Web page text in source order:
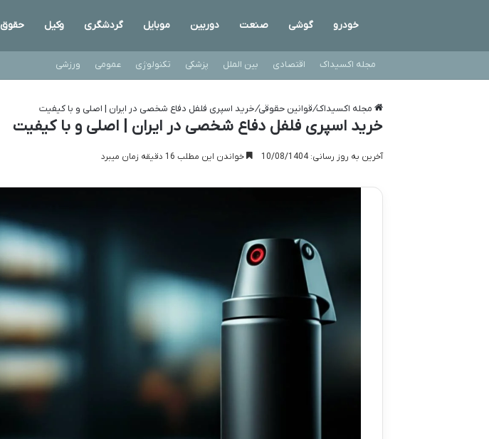
خودرو گوشی صنعت دوربین موبایل گردشگری وکیل حقوق
مجله اکسیداک اقتصادی بین الملل پزشکی تکنولوژی عمومی ورزشی
مجله اکسیداک/قوانین حقوقی/خرید اسپری فلفل دفاع شخصی در ایران | اصلی و با کیفیت
خرید اسپری فلفل دفاع شخصی در ایران | اصلی و با کیفیت
آخرین به روز رسانی: 10/08/1404 خواندن این مطلب 16 دقیقه زمان میبرد